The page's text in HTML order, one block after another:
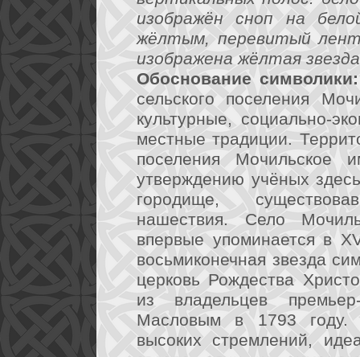
изображён сноп на
жёлтым, перевитый
изображена жёлтая
Обоснование символики:
сельского поселения
культурные, социально-
местные традиции.
поселения Мочильское
утверждению учёных
городище,
нашествия. Село
впервые упоминается в
восьмиконечная звезда
церковь Рождества
из владельцев
Масловым в 1793 году.
высоких стремлений,